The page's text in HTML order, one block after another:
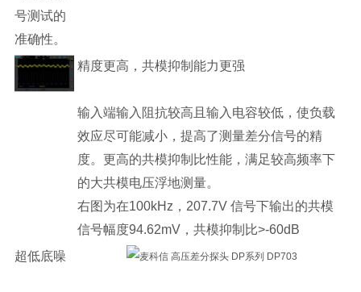
号测试的
准确性。
精度更高，共模抑制能力更强
输入端输入阻抗较高且输入电容较低，使负载
效应尽可能减小，提高了测量差分信号的精
度。更高的共模抑制比性能，满足较高频率下
的大共模电压浮地测量。
右图为在100kHz，207.7V 信号下输出的共模
信号幅度94.62mV，共模抑制比>-60dB
超低底噪